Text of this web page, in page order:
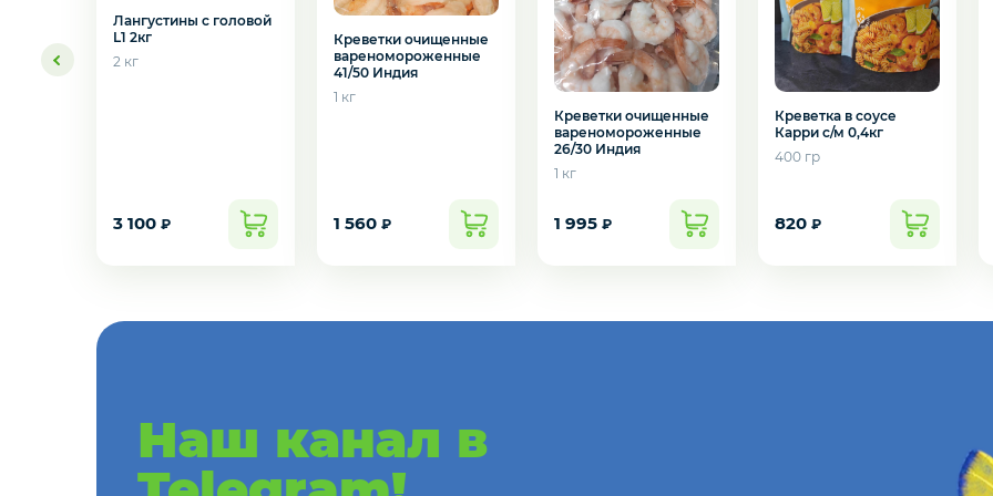
Замороженная ягода
Консервация
Лангустины с головой
L1 2кг
2 кг
3 100 ₽
Креветки очищенные
вареномороженные
41/50 Индия
1 кг
1 560 ₽
Креветки очищенные
вареномороженные
26/30 Индия
1 кг
1 995 ₽
Креветка в соусе
Карри с/м 0,4кг
400 гр
820 ₽
Наш канал в
Да Нет